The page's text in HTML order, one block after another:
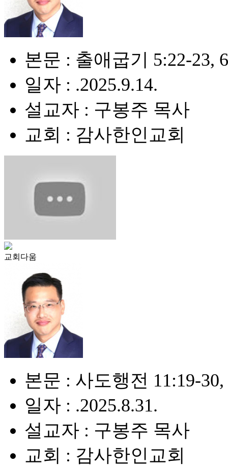
본문 : 출애굽기 5:22-23,
일자 : .2025.9.14.
설교자 : 구봉주 목사
교회 : 감사한인교회
교회다움
본문 : 사도행전 11:19-30,
일자 : .2025.8.31.
설교자 : 구봉주 목사
교회 : 감사한인교회